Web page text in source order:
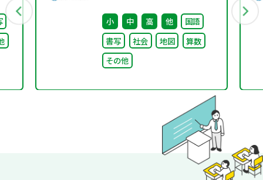
に関する特別部会（第1
回） 配布資料
小 中 高 他
国語
書写
社会 地図
算数
その他